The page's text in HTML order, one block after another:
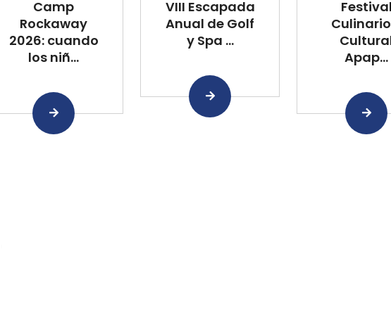
Camp
Rockaway
2026: cuando
los niñ...
VIII Escapada
Anual de Golf
y Spa ...
Festival
Apap...